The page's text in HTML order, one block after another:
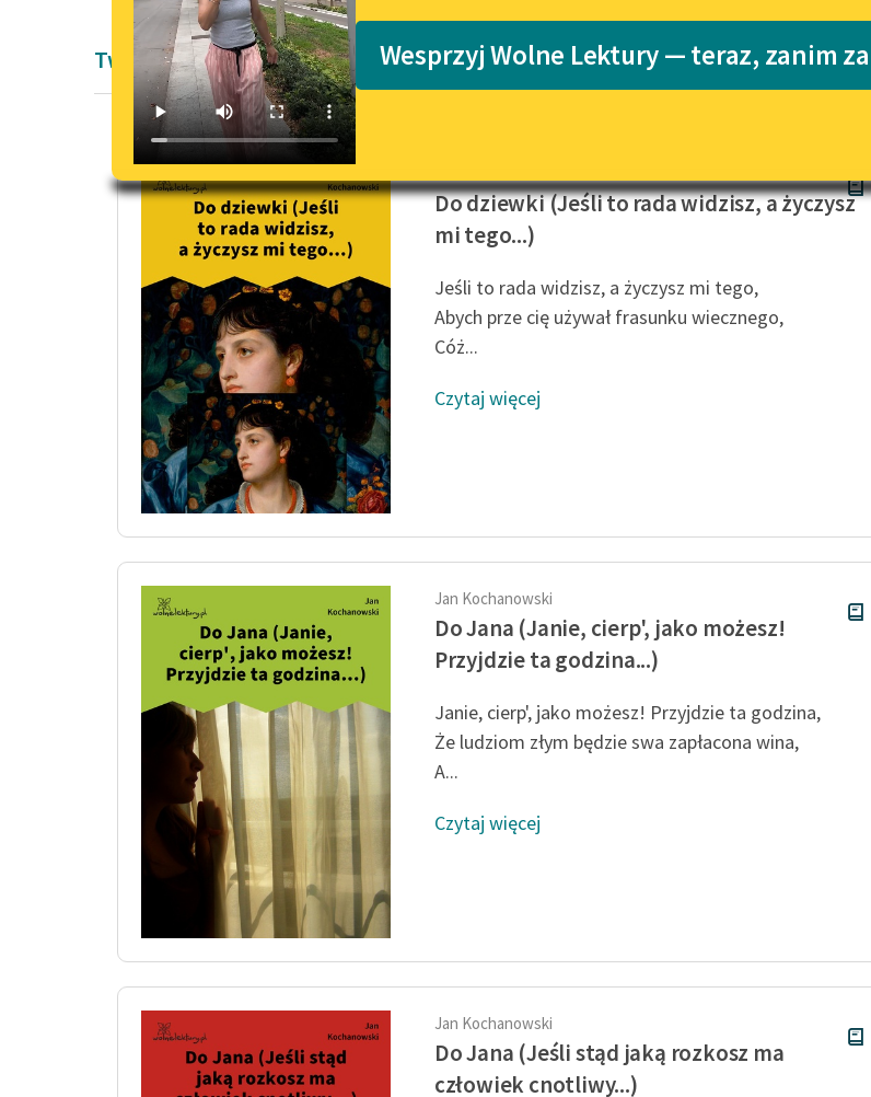
Lektury szkolne i klasyka
literatury do słuchania dla
E-kolekcja lektur szkolnych i
literatury do słuchania dla
uczennic i uczniów z
Feministyczne inspiracje.
Popularyzacja skandynawskiej
literatury feministycznej
Wesprzyj Wolne Lektury — teraz, zanim
Twórczość Jan Kochanowski
Do dziewki (Jeśli to rada widzisz, a życzysz
mi tego...)
Jeśli to rada widzisz, a życzysz mi tego,
Abych prze cię używał frasunku wiecznego,
Cóż...
Czytaj więcej
Jan Kochanowski
Do Jana (Janie, cierp', jako możesz!
Przyjdzie ta godzina...)
Janie, cierp', jako możesz! Przyjdzie ta godzina,
Że ludziom złym będzie swa zapłacona wina,
A...
Czytaj więcej
Jan Kochanowski
Do Jana (Jeśli stąd jaką rozkosz ma
człowiek cnotliwy...)